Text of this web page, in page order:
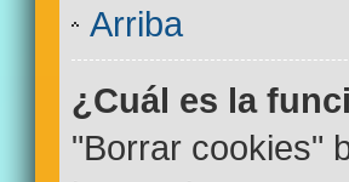
Arriba
¿Cuál es la
"Borrar cookies"